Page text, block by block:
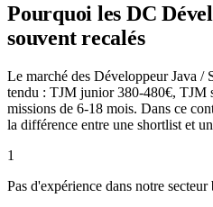
Pourquoi les DC
souvent recalés
Le marché des Développeur Java /
tendu : TJM junior 380-480€, TJM
missions de 6-18 mois. Dans ce
la différence entre une shortlist et
1
Pas d'expérience dans notre